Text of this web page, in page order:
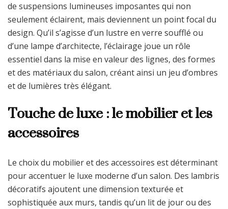
de suspensions lumineuses imposantes qui non
seulement éclairent, mais deviennent un point focal du
design. Qu’il s’agisse d’un lustre en verre soufflé ou
d’une lampe d’architecte, l’éclairage joue un rôle
essentiel dans la mise en valeur des lignes, des formes
et des matériaux du salon, créant ainsi un jeu d’ombres
et de lumières très élégant.
Touche de luxe : le mobilier et les
accessoires
Le choix du mobilier et des accessoires est déterminant
pour accentuer le luxe moderne d’un salon. Des lambris
décoratifs ajoutent une dimension texturée et
sophistiquée aux murs, tandis qu’un lit de jour ou des